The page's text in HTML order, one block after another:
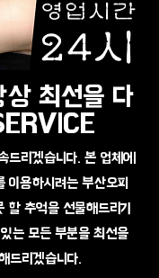
최선을 다
드리겠습니다. 본 업체에
이용하시려는 부산오피
할 추억을 선물해드리기
는 모든 부분을 최선을
드리겠습니다.